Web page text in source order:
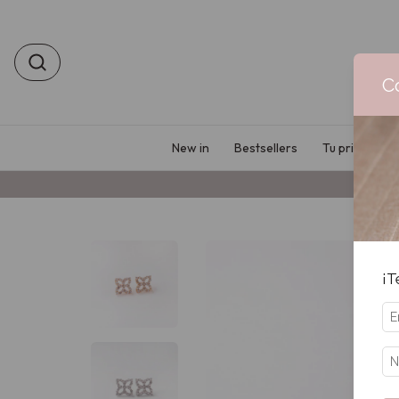
New in Bestsellers Tu primer